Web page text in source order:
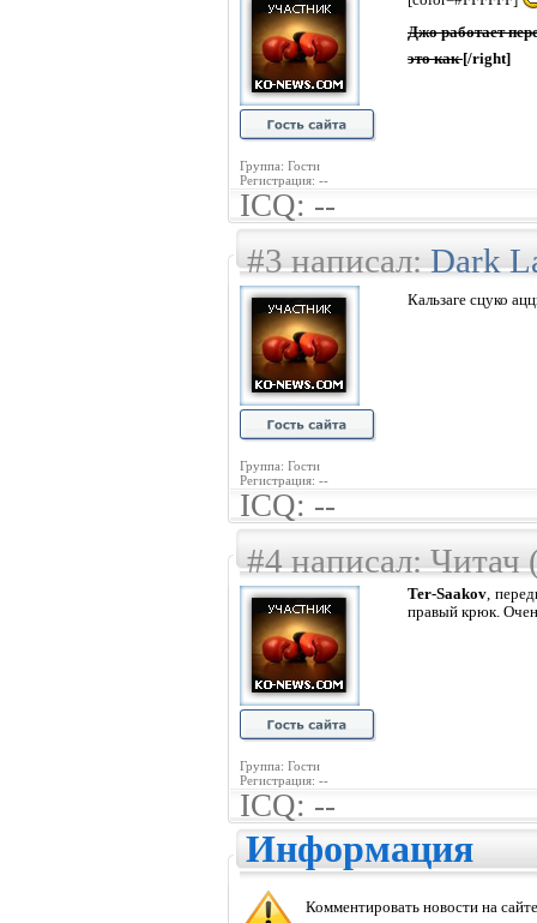
Группа: Гости
Регистрация: --
Джо работает
это как[/right]
ICQ: --
#3 написал:Dark
Группа: Гости
Регистрация: --
Кальзаге сцуко
ICQ: --
#4 написал: Читач
Группа: Гости
Регистрация: --
Ter-Saakov,
правый крюк.
ICQ: --
Информация
Комментировать новости на